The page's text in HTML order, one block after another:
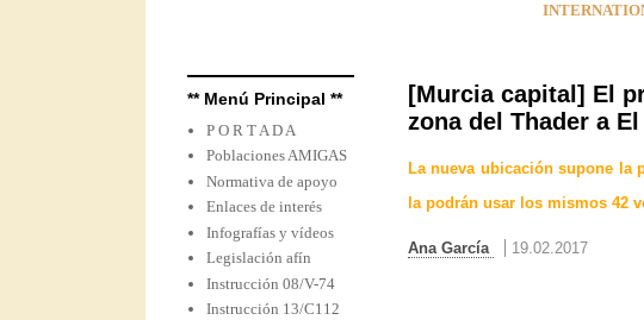
[Murcia capital] El
zona del Thader a El
La nueva ubicación supone la
la podrán usar los mismos 42
Ana García 19.02.2017
** Menú Principal **
P O R T A D A
Poblaciones AMIGAS
Normativa de apoyo
Enlaces de interés
Infografías y vídeos
Legislación afín
Instrucción 08/V-74
Instrucción 13/C112